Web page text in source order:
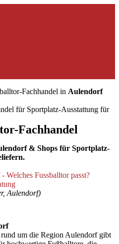
Fachhandel in Aulendorf
für Sportplatz-Ausstattung für
Fachhandel
& Shops für Sportplatz-
Aulendorf)
um die Region Aulendorf gibt